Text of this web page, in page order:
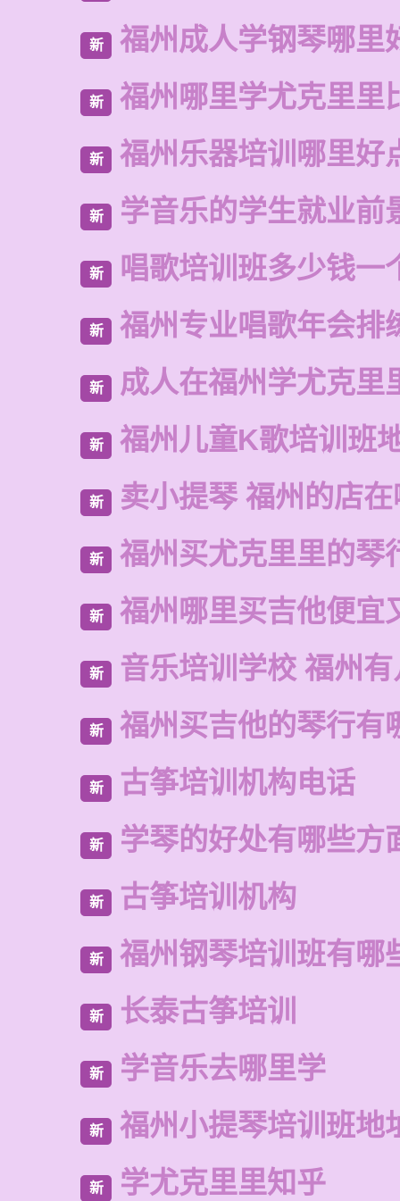
新 福州成人学钢琴哪里
新 福州哪里学尤克里里
新 福州乐器培训哪里好
新 学音乐的学生就业前
新 唱歌培训班多少钱一
新 福州专业唱歌年会排
新 成人在福州学尤克里
新 福州儿童K歌培训班
新 卖小提琴 福州的店
新 福州买尤克里里的琴
新 福州哪里买吉他便宜
新 音乐培训学校 福州
新 福州买吉他的琴行有
新 古筝培训机构电话
新 学琴的好处有哪些方
新 古筝培训机构
新 福州钢琴培训班有哪
新 长泰古筝培训
新 学音乐去哪里学
新 福州小提琴培训班地
新 学尤克里里知乎